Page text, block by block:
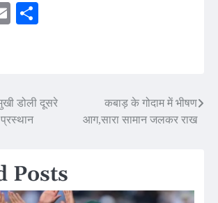
Email
डोली दूसरे
कबाड़ के गोदाम में भीषण
आग,सारा सामान जलकर राख
Posts